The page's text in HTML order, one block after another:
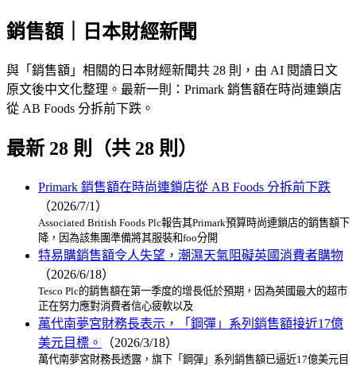
銷售額｜日本財經新聞
與「銷售額」相關的日本財經新聞共 28 則，由 AI 閱讀日文
原文後中文化整理。最新一則：Primark 銷售額在時尚連鎖店
從 AB Foods 分拆前下跌。
最新 28 則（共 28 則）
Primark 銷售額在時尚連鎖店從 AB Foods 分拆前下跌
（2026/7/1）
Associated British Foods Plc報告其Primark預算時尚連鎖店的銷售額下
降，因為該集團準備將其服裝和foo分開
特易購銷售額令人失望，潮濕天氣阻礙英國消費者購物
（2026/6/18）
Tesco Plc的銷售額在第一季度的增長低於預期，因為英國最大的超市
正在努力應對消費者信心疲軟以及
萬代南夢宮財務長表示，「鋼彈」系列銷售額接近17億
美元目標。
（2026/3/18）
萬代南夢宮財務長透露，旗下「鋼彈」系列銷售額已逼近17億美元目